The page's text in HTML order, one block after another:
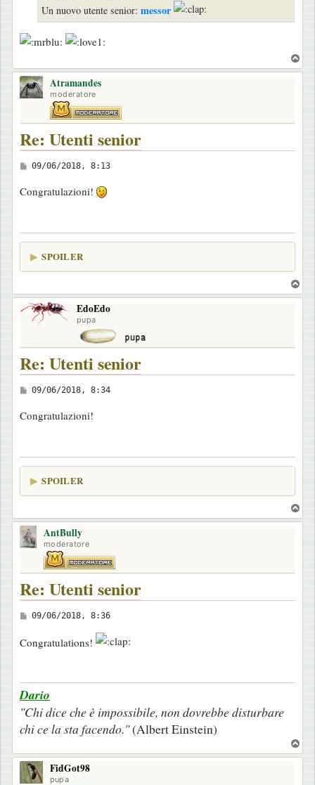
g
i
o
Un nuovo utente senior: messor
o
Atramandes
moderatore
Re: Utenti senior
M
s
a
g
o
09/06/2018, 8:13
Congratulazioni!
SPOILER
o
EdoEdo
pupa
Re: Utenti senior
M
s
a
g
o
09/06/2018, 8:34
Congratulazioni!
SPOILER
o
AntBully
moderatore
Re: Utenti senior
M
s
a
g
g
i
09/06/2018, 8:36
Congratulations!
Dario
"Chi dice che è impossibile, non dovrebbe disturbare
chi ce la sta facendo."(Albert Einstein)
o
FidGot98
pupa